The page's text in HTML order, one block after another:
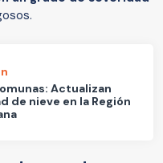
Actualizan
de nieve en la Región